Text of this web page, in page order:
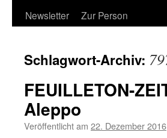
Newsletter
Zur Person
Schlagwort-Archiv:
FEUILLETON-
Aleppo
Veröffentlicht am 22. Dezember 2016